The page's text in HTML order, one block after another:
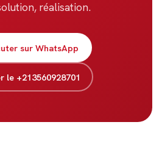
réalisation.
sur WhatsApp
le +213560928701